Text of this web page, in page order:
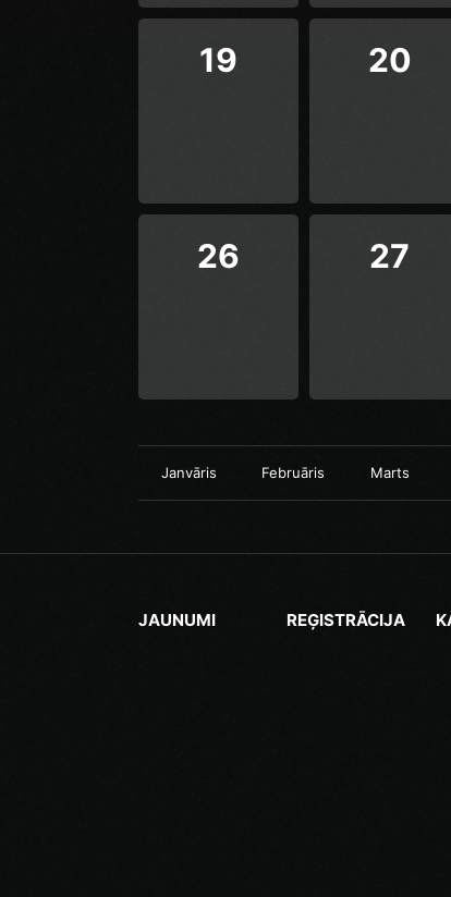
19 20
26 27
Janvāris Februāris Marts
JAUNUMI REĢISTRĀCIJA